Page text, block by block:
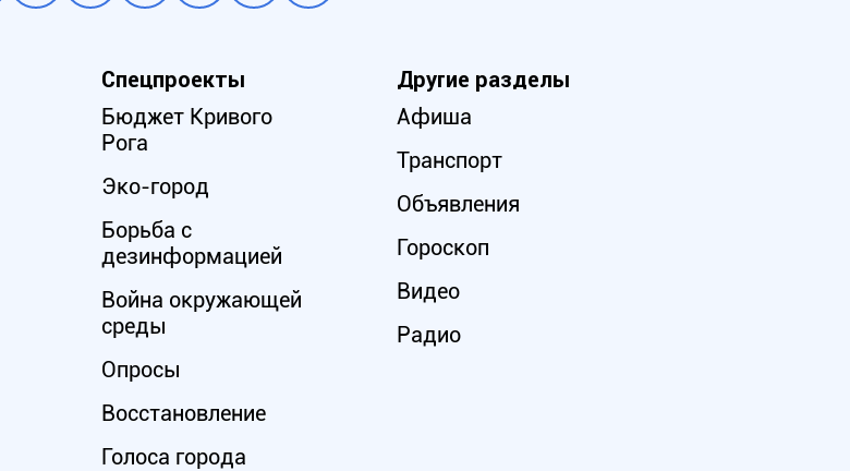
Спецпроекты
Бюджет Кривого
Рога
Эко-город
Борьба с
дезинформацией
Война окружающей
среды
Опросы
Восстановление
Голоса города
Другие разделы
Афиша
Транспорт
Объявления
Гороскоп
Видео
Радио